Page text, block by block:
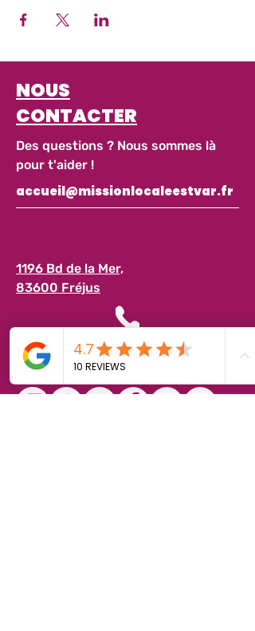
NOUS
CONTACTER
Des questions ? Nous sommes là
pour t'aider !
accueil@missionlocaleestvar.fr
1196 Bd de la Mer,
83600 Fréjus
04 94 17 63 63